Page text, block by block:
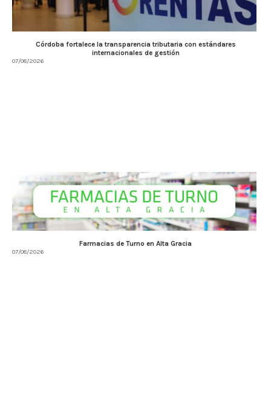
Córdoba fortalece la transparencia tributaria con estándares
internacionales de gestión
07/08/2026
Farmacias de Turno en Alta Gracia
07/08/2026